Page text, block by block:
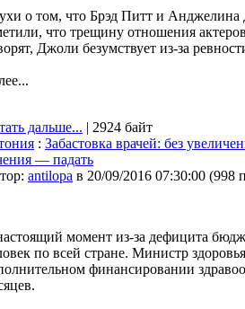
о том, что Брэд Питт и
что трещину отношения
Джоли безумствует из-за
дальше... | 2924 байт
: Забастовка врачей: без
— падать
antilopa в 20/09/2016 07:30:00 (998
момент из-за дефицита
по всей стране. Министр
финансировании